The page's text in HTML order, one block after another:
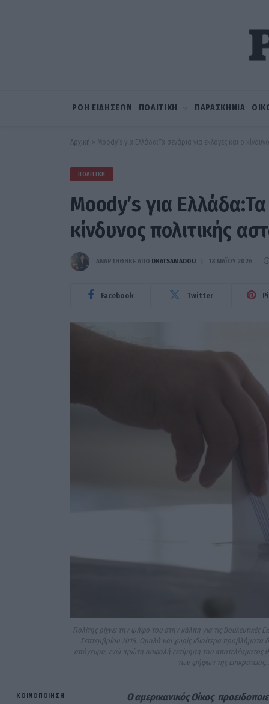
ΡΟΗ ΕΙΔΗΣΕΩΝ ΠΟΛΙΤΙΚΗ ΠΑΡΑΣΚΗΝΙΑ
Αρχική » Moody’s για Ελλάδα:Τα σενάρια για εκλογές και ο
ΠΟΛΙΤΙΚΉ
Moody’s για
κίνδυνος πολιτικής
ΑΝΑΡΤΗΘΗΚΕ ΑΠΟ DKATSAMADOU 18 ΜΑΪ́ΟΥ 2026
Facebook Twitter
Πολίτης ρίχνει την ψήφο του στην κάλπη για τις
Σεπτεμβρίου 2015. Ομαλά και χωρίς ιδιαίτερα προβλήματα
απόγευμα, ενώ πρώτη ασφαλή εκτίμηση του αποτελέσματος θα
των ψήφων της
ΚΟΙΝΟΠΟΊΗΣΗ
Ο αμερικανικός Οίκος